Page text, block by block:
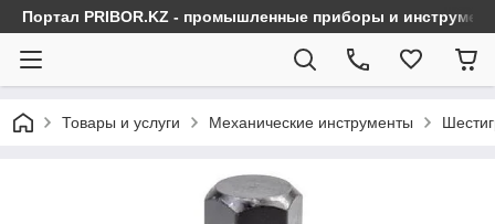
Портал PRIBOR.KZ - промышленные приборы и
Товары и услуги Механические инструменты